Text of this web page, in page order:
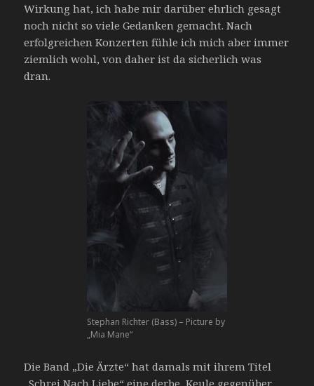
Wirkung hat, ich habe mir darüber ehrlich gesagt
noch nicht so viele Gedanken gemacht. Nach
erfolgreichen Konzerten fühle ich mich aber immer
ziemlich wohl, von daher ist da sicherlich was
dran.
Stephan Richter (Bass) – Picture by
„Mia Mane“
Die Band „Die Ärzte“ hat damals mit ihrem Titel